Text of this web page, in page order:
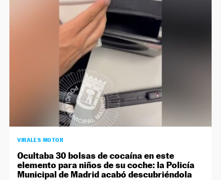
VIRALES MOTOR
Ocultaba 30 bolsas de cocaína en este
elemento para niños de su coche: la Policía
Municipal de Madrid acabó descubriéndola